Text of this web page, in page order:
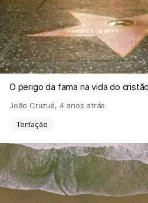
O perigo da fama na vida do cristão
João Cruzué, 4 anos atrás
Tentação